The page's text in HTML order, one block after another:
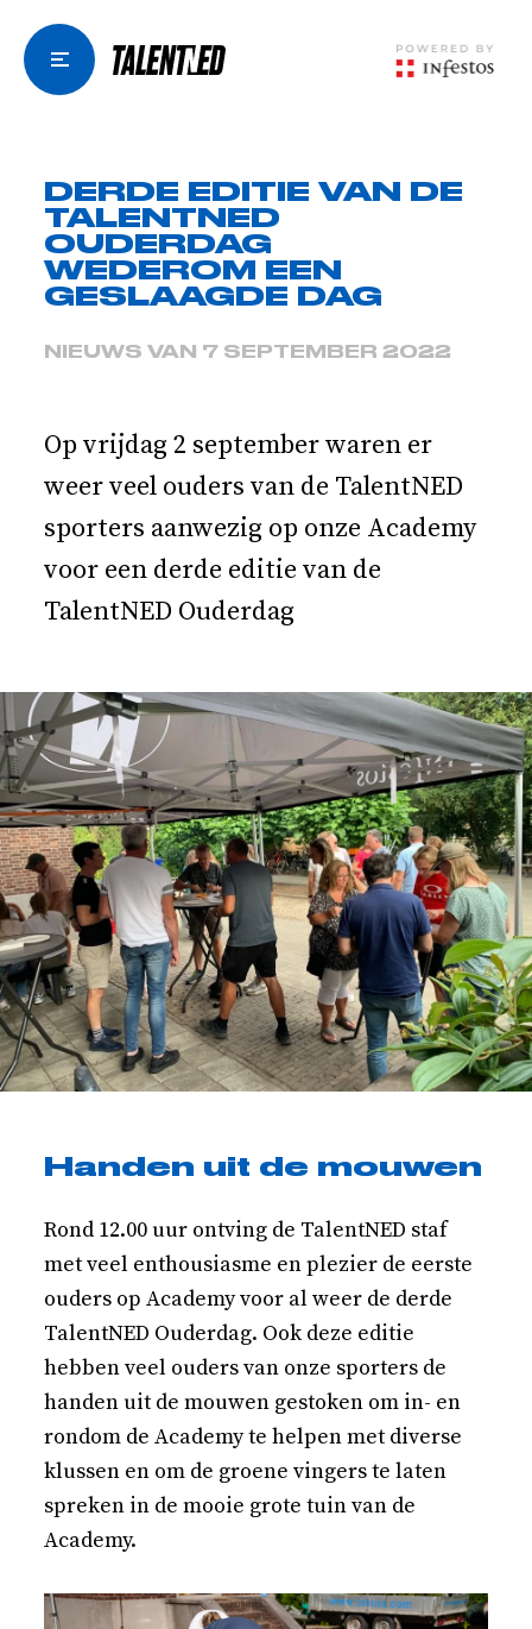
DERDE EDITIE VAN DE
TALENTNED
OUDERDAG
WEDEROM EEN
GESLAAGDE DAG
NIEUWS VAN 7 SEPTEMBER 2022
Op vrijdag 2 september waren er
weer veel ouders van de TalentNED
sporters aanwezig op onze Academy
voor een derde editie van de
TalentNED Ouderdag
Handen uit de mouwen
Rond 12.00 uur ontving de TalentNED staf
met veel enthousiasme en plezier de eerste
ouders op Academy voor al weer de derde
TalentNED Ouderdag. Ook deze editie
hebben veel ouders van onze sporters de
handen uit de mouwen gestoken om in- en
rondom de Academy te helpen met diverse
klussen en om de groene vingers te laten
spreken in de mooie grote tuin van de
Academy.